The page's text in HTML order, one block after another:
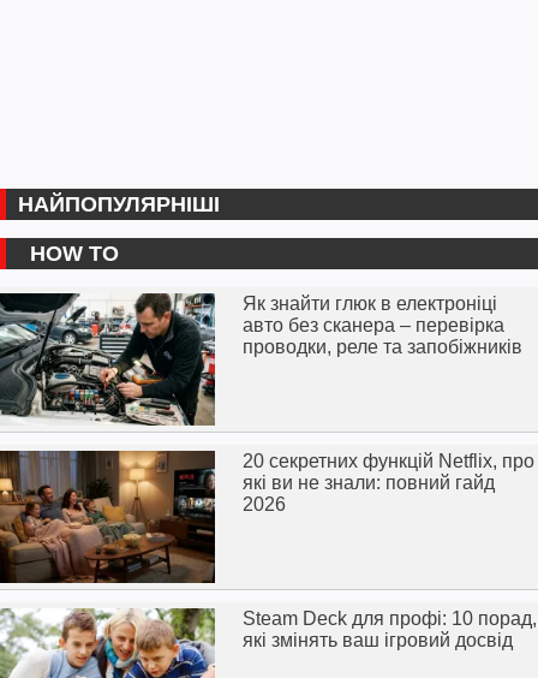
НАЙПОПУЛЯРНІШІ
HOW TO
Як знайти глюк в електроніці
авто без сканера – перевірка
проводки, реле та запобіжників
20 секретних функцій Netflix, про
які ви не знали: повний гайд
2026
Steam Deck для профі: 10 порад,
які змінять ваш ігровий досвід